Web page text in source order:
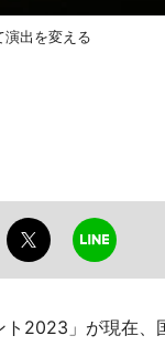
演出を変える
2023」が現在、